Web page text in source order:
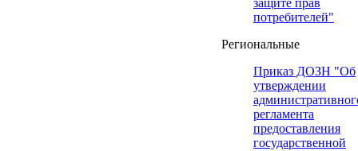
защите прав
потребителей"
Региональные
Приказ ДОЗН "Об
утверждении
регламента
предоставления
государственной